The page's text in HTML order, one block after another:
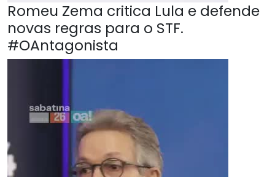
Romeu Zema critica Lula e defende
novas regras para o STF.
#OAntagonista